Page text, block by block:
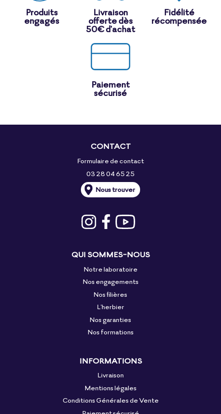
Produits
engagés
Livraison
offerte dès
50€ d'achat
Fidélité
récompensée
Paiement
sécurisé
CONTACT
Formulaire de contact
03 28 04 65 25
Nous trouver
QUI SOMMES-NOUS
Notre laboratoire
Nos engagements
Nos filières
L'herbier
Nos garanties
Nos formations
INFORMATIONS
Livraison
Mentions légales
Conditions Générales de Vente